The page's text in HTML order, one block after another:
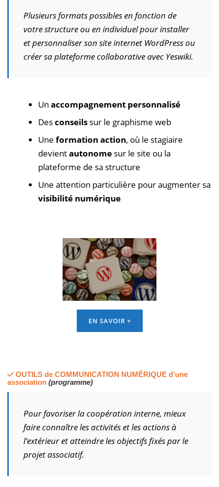
Plusieurs formats possibles en fonction de
votre structure ou en individuel pour installer
et personnaliser son site internet WordPress ou
créer sa plateforme collaborative avec Yeswiki.
Un accompagnement personnalisé
Desconseilssur le graphisme web
Une formation action, où le stagiaire
devientautonomesur le site ou la
plateforme de sa structure
Une attention particulière pour augmenter sa
visibilité numérique
EN SAVOIR +
OUTILS de COMMUNICATION NUMÉRIQUE d’une
association (programme)
Pour favoriser la coopération interne, mieux
faire connaître les activités et les actions à
l’extérieur et atteindre les objectifs fixés par le
projet associatif.